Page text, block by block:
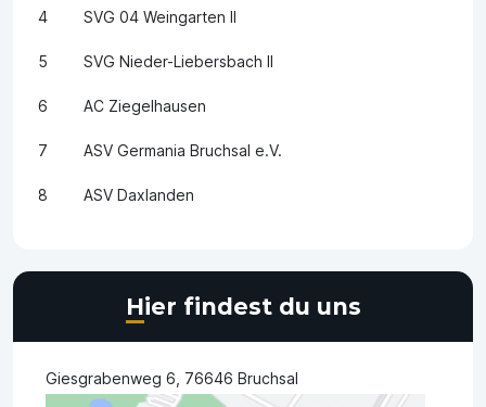
4 SVG 04 Weingarten II
5 SVG Nieder-Liebersbach II
6 AC Ziegelhausen
7 ASV Germania Bruchsal e.V.
8 ASV Daxlanden
Hier findest du uns
Giesgrabenweg 6, 76646 Bruchsal